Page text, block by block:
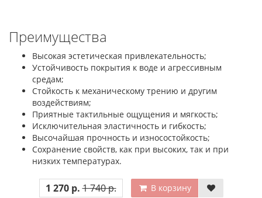
Преимущества
Высокая эстетическая привлекательность;
Устойчивость покрытия к воде и агрессивным
средам;
Стойкость к механическому трению и другим
воздействиям;
Приятные тактильные ощущения и мягкость;
Исключительная эластичность и гибкость;
Высочайшая прочность и износостойкость;
Сохранение свойств, как при высоких, так и при
низких температурах.
1 270 р. 1 740 р. В корзину